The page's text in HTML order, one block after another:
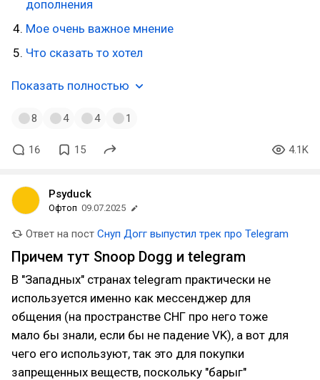
дополнения
Мое очень важное мнение
Что сказать то хотел
Показать полностью
8 4 4 1
16 15 4.1K
Psyduck
Офтоп 09.07.2025
Ответ на пост Снуп Догг выпустил трек про Telegram
Причем тут Snoop Dogg и telegram
В "Западных" странах telegram практически не
используется именно как мессенджер для
общения (на пространстве СНГ про него тоже
мало бы знали, если бы не падение VK), а вот для
чего его используют, так это для покупки
запрещенных веществ, поскольку "барыг"